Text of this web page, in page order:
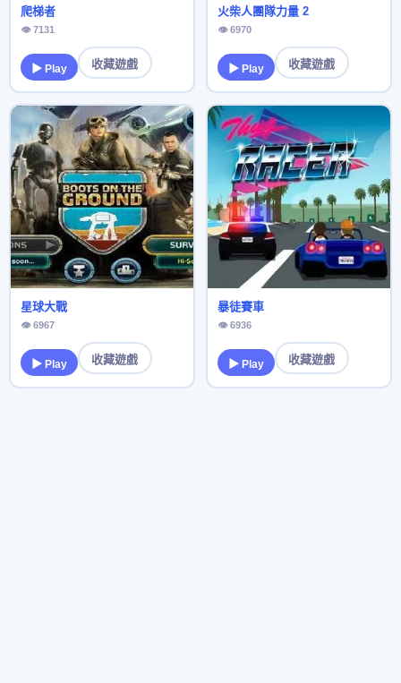
爬梯者
👁 7131
▶ Play 收藏遊戲
火柴人團隊力量 2
👁 6970
▶ Play 收藏遊戲
星球大戰
👁 6967
▶ Play 收藏遊戲
暴徒賽車
👁 6936
▶ Play 收藏遊戲